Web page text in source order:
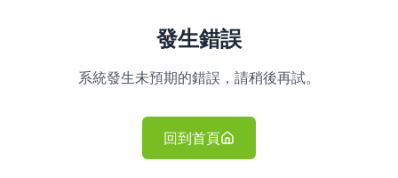
發生錯誤
系統發生未預期的錯誤，請稍後再試。
回到首頁